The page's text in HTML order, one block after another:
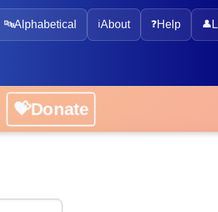
🔤Alphabetical ℹ️About ❓Help 👤
💝Donate